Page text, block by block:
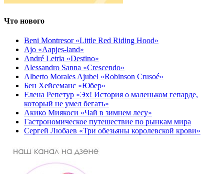
Что нового
Beni Montresor «Little Red Riding Hood»
Ajo «Aapjes-land»
André Letria «Destino»
Alessandro Sanna «Crescendo»
Alberto Morales Ajubel «Robinson Crusoé»
Бен Хейсеманс «Юбер»
Елена Репетур «Эх! История о маленьком гепарде,
который не умел бегать»
Акико Миякоси «Чай в зимнем лесу»
Гастрономическое путешествие по рынкам мира
Сергей Любаев «Три обезьяны королевской крови»